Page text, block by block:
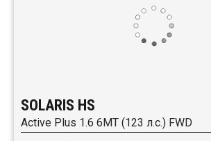
SOLARIS HS
Active Plus 1.6 6MT (123 л.с.) FWD